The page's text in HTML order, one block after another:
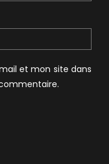
et mon site dans